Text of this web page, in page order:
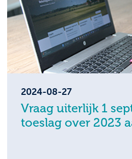
2024-08-27
Vraag uiterlijk 1
toeslag over 2023
Had u in 2023 recht op